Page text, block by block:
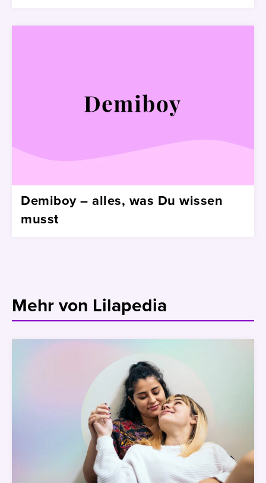
Demiboy – alles, was Du wissen
musst
Mehr von Lilapedia